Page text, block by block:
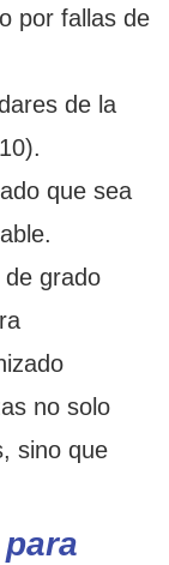
por fallas de
de la
que sea
grado
no solo
sino que